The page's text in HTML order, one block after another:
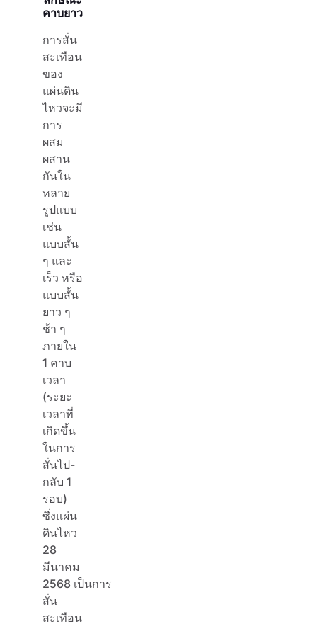
คาบยาว
การสั่น
สะเทือน
ของ
แผ่นดิน
ไหวจะมี
การ
ผสม
ผสาน
กันใน
หลาย
รูปแบบ
เช่น
แบบสั้น
ๆ และ
เร็ว หรือ
แบบสั้น
ยาว ๆ
ช้า ๆ
ภายใน
1 คาบ
เวลา
(ระยะ
เวลาที่
เกิดขึ้น
ในการ
สั่นไป-
กลับ 1
รอบ)
ซึ่งแผ่น
ดินไหว
28
มีนาคม
2568 เป็นการ
สั่น
สะเทือน